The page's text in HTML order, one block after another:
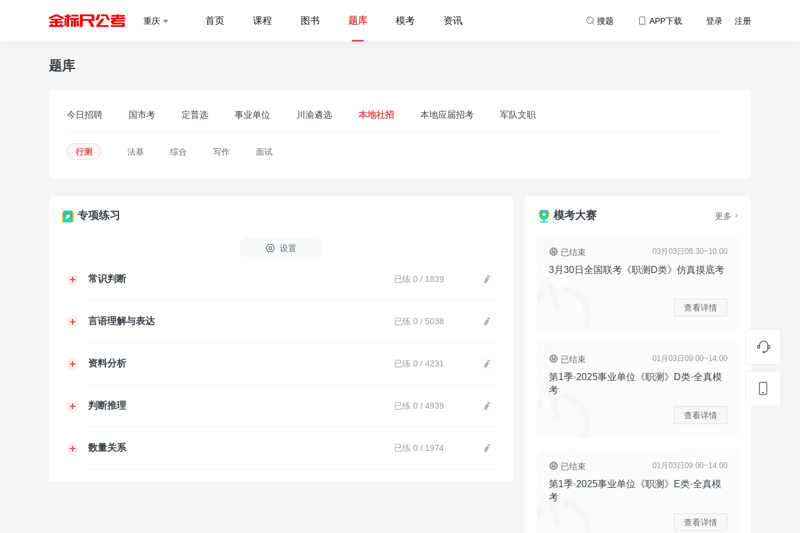
重庆 首页 课程 图书 题库 模考 资讯 搜题 APP下载 登录 注册
题库
今日招聘 国市考 定普选 事业单位 川渝遴选 本地社招 本地应届招考 军队文职
行测 法基 综合 写作 面试
专项练习
设置
常识判断 已练 0 / 1839
言语理解与表达 已练 0 / 5038
资料分析 已练 0 / 4231
判断推理 已练 0 / 4939
数量关系 已练 0 / 1974
模考大赛 更多
已结束 03月03日08:30~10:00
3月30日全国联考《职测D类》仿真摸底考
查看详情
已结束 01月03日09:00~14:00
第1季·2025事业单位《职测》D类·全真模
考
查看详情
已结束 01月03日09:00~14:00
第1季·2025事业单位《职测》E类·全真模
考
查看详情